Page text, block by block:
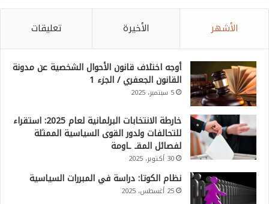
الأشهر الأخيرة تعليقات
أوجه اختلاف قانون الأحوال الشخصية عن مدونة
القانون الجعفري / الجزء 1
5 سبتمبر، 2025
خارطة الانتخابات البرلمانية لعام 2025: استقراء
للتحالفات ولدور القوى السياسية الممثلة
لفصائل المقـ ـاومة
30 أكتوبر، 2025
نظام الكوتا: دراسة في المبررات السياسية
25 أغسطس، 2025